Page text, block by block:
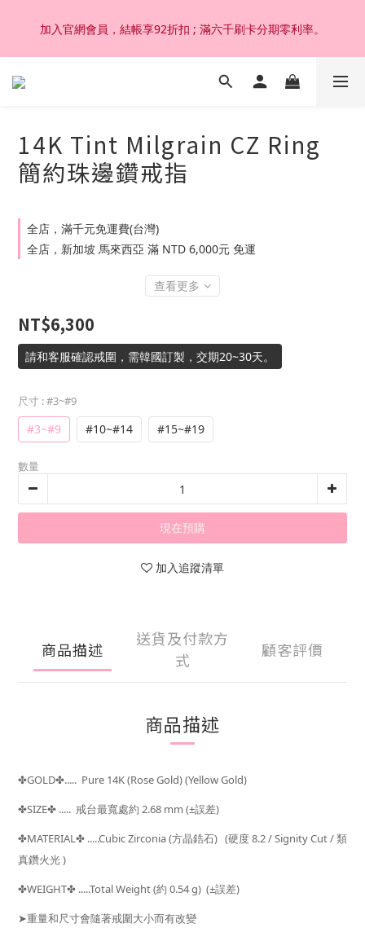
加入官網會員，結帳享92折扣 ; 滿六千刷卡分期零利率。
加入官網會員，結帳享92折扣 ; 滿六千刷卡分期零利率。
韓國設計製作。純14K 18K金，非鍍金非注金；洗澡，運動(汗
加入官網會員，結帳享92折扣 ; 滿六千刷卡分期零利率。
14K Tint Milgrain CZ Ring
簡約珠邊鑽戒指
全店，滿千元免運費(台灣)
全店，新加坡 馬來西亞 滿 NTD 6,000元 免運
查看更多
NT$6,300
請和客服確認戒圍，需韓國訂製，交期20~30天。
尺寸 : #3~#9
#3~#9 #10~#14 #15~#19
數量
現在預購
加入追蹤清單
商品描述
送貨及付款方
式
顧客評價
商品描述
✤GOLD✤..... Pure 14K (Rose Gold) (Yellow Gold)
✤SIZE✤ ..... 戒台最寬處約 2.68 mm (±誤差)
✤MATERIAL✤ .....Cubic Zirconia (方晶鋯石) (硬度 8.2 / Signity Cut / 類
真鑽火光 )
✤WEIGHT✤ .....Total Weight (約 0.54g) (±誤差)
➤重量和尺寸會隨著戒圍大小而有改變